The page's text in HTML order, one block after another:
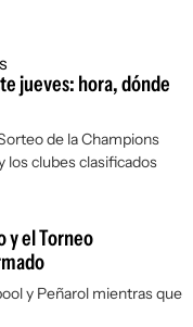
jueves: hora, dónde
de la Champions
los clubes clasificados
y el Torneo
y Peñarol mientras que